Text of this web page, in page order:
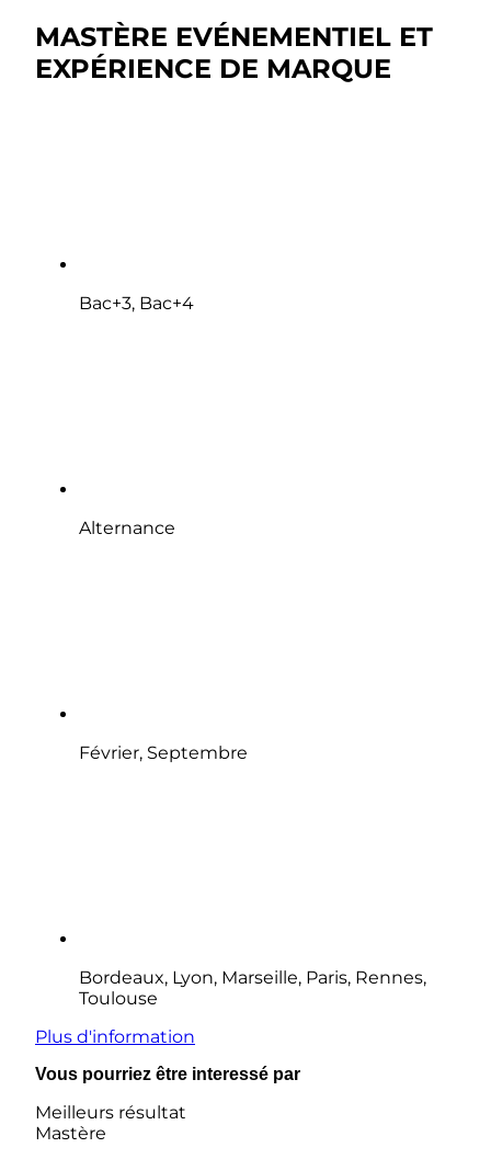
MASTÈRE EVÉNEMENTIEL ET
EXPÉRIENCE DE MARQUE
Bac+3, Bac+4
Alternance
Février, Septembre
Bordeaux, Lyon, Marseille, Paris, Rennes,
Toulouse
Plus d'information
Vous pourriez être interessé par
Meilleurs résultat
Mastère